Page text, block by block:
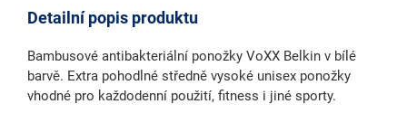
Detailní popis produktu
Bambusové antibakteriální ponožky VoXX Belkin v bílé
barvě. Extra pohodlné středně vysoké unisex ponožky
vhodné pro každodenní použití, fitness i jiné sporty.